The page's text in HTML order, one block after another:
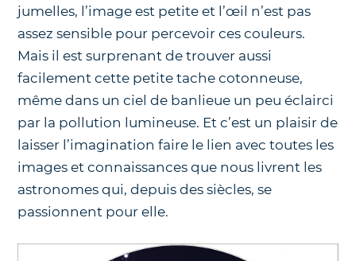
jumelles, l’image est petite et l’œil n’est pas
assez sensible pour percevoir ces couleurs.
Mais il est surprenant de trouver aussi
facilement cette petite tache cotonneuse,
même dans un ciel de banlieue un peu éclairci
par la pollution lumineuse. Et c’est un plaisir de
laisser l’imagination faire le lien avec toutes les
images et connaissances que nous livrent les
astronomes qui, depuis des siècles, se
passionnent pour elle.